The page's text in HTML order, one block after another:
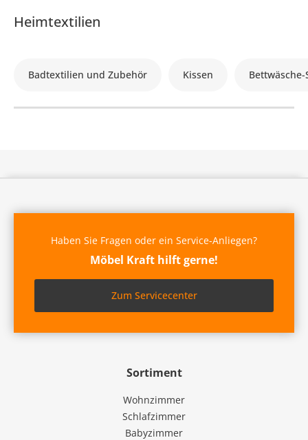
Heimtextilien
Badtextilien und Zubehör Kissen Bettwäsche-
Sortiment
Wohnzimmer
Schlafzimmer
Babyzimmer
Haben Sie Fragen oder ein Service-Anliegen?
Möbel Kraft hilft gerne!
Zum Servicecenter